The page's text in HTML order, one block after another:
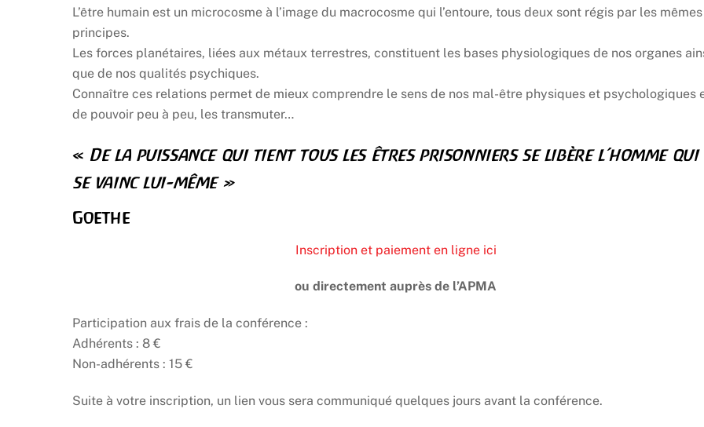
L’être humain est un microcosme à l’image du macrocosme qui l’entoure, tous deux sont régis par les mêmes
principes.
Les forces planétaires, liées aux métaux terrestres, constituent les bases physiologiques de nos organes
que de nos qualités psychiques.
Connaître ces relations permet de mieux comprendre le sens de nos mal-être physiques et psychologiques
de pouvoir peu à peu, les transmuter…
« De la puissance qui tient tous les êtres prisonniers se libère l’homme qui
se vainc lui-même »
Goethe
Inscription et paiement en ligne ici
ou directement auprès de l’APMA
Participation aux frais de la conférence :
Adhérents : 8 €
Non-adhérents : 15 €
Suite à votre inscription, un lien vous sera communiqué quelques jours avant la conférence.